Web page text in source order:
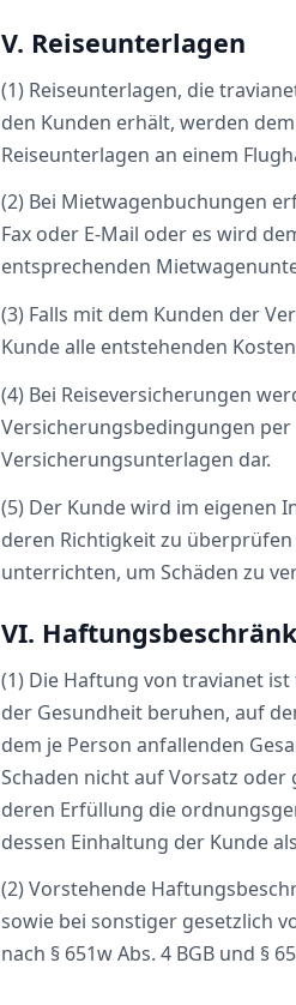
V. Reiseunterlagen
(1) Reiseunterlagen, die
den Kunden erhält, werden
Reiseunterlagen an einem
(2) Bei Mietwagenbuchungen
Fax oder E-Mail oder es wird
entsprechenden
(3) Falls mit dem Kunden der
Kunde alle entstehenden
(4) Bei Reiseversicherungen
Versicherungsbedingungen
Versicherungsunterlagen dar.
(5) Der Kunde wird im eigenen
deren Richtigkeit zu
unterrichten, um Schäden zu
VI.
(1) Die Haftung von travianet
der Gesundheit beruhen, auf
dem je Person anfallenden
Schaden nicht auf Vorsatz
deren Erfüllung die
dessen Einhaltung der Kunde
(2) Vorstehende
sowie bei sonstiger gesetzlich
nach § 651w Abs. 4 BGB und §